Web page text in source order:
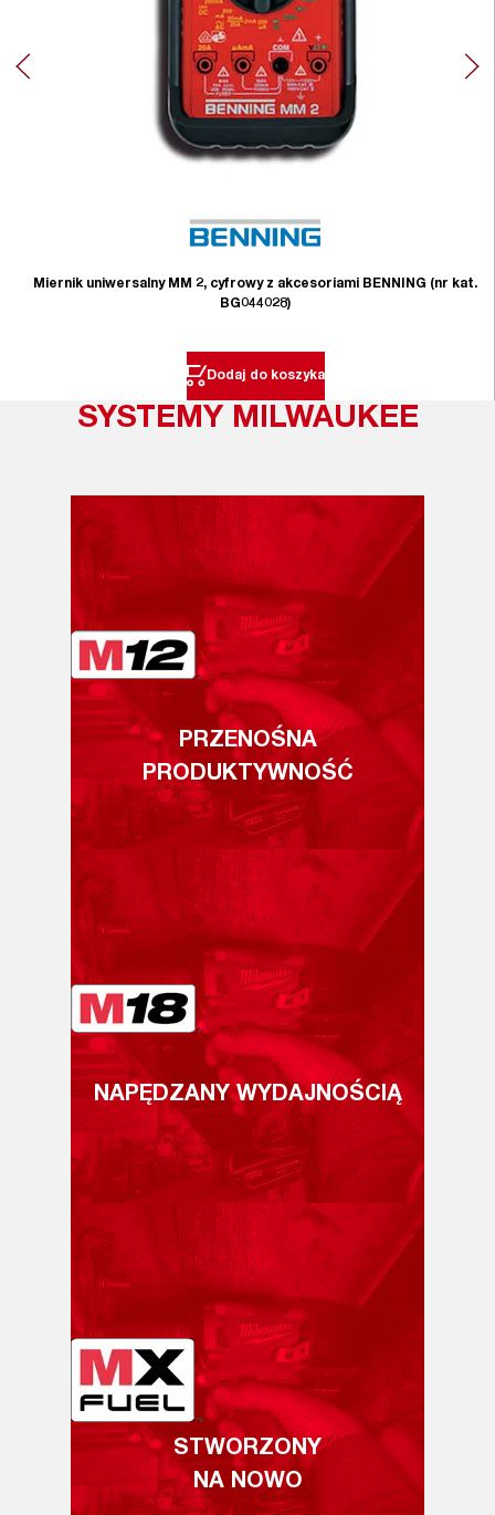
Miernik uniwersalny MM 2, cyfrowy z akcesoriami BENNING (nr kat.
BG044028)
Dodaj do koszyka
SYSTEMY MILWAUKEE
PRZENOŚNA
PRODUKTYWNOŚĆ
NAPĘDZANY WYDAJNOŚCIĄ
STWORZONY
NA NOWO